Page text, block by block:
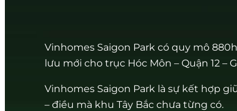
Vinhomes Saigon Park có quy mô
lưu mới cho trục Hóc Môn – Quận 12 –
Vinhomes Saigon Park là sự kết hợp
– điều mà khu Tây Bắc chưa từng có.